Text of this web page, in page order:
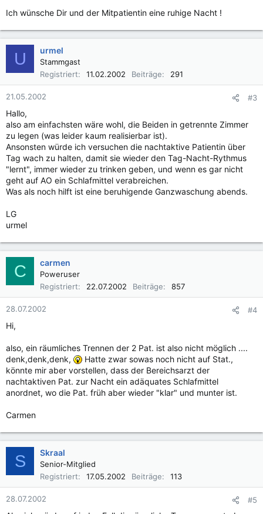
Ich wünsche Dir und der Mitpatientin eine ruhige Nacht !
U urmel
Stammgast
Registriert
11.02.2002 Beiträge 291
21.05.2002 #3
Hallo,
also am einfachsten wäre wohl, die Beiden in getrennte Zimmer
zu legen (was leider kaum realisierbar ist).
Ansonsten würde ich versuchen die nachtaktive Patientin über
Tag wach zu halten, damit sie wieder den Tag-Nacht-Rythmus
"lernt", immer wieder zu trinken geben, und wenn es gar nicht
geht auf AO ein Schlafmittel verabreichen.
Was als noch hilft ist eine beruhigende Ganzwaschung abends.
LG
urmel
C carmen
Poweruser
Registriert
22.07.2002 Beiträge 857
28.07.2002 #4
Hi,
also, ein räumliches Trennen der 2 Pat. ist also nicht möglich ....
denk,denk,denk,
Hatte zwar sowas noch nicht auf Stat.,
könnte mir aber vorstellen, dass der Bereichsarzt der
nachtaktiven Pat. zur Nacht ein adäquates Schlafmittel
anordnet, wo die Pat. früh aber wieder "klar" und munter ist.
Carmen
S Skraal
Senior-Mitglied
Registriert
17.05.2002 Beiträge 113
28.07.2002 #5